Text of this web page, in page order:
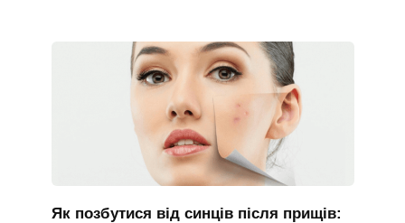
Як позбутися від синців після прищів: